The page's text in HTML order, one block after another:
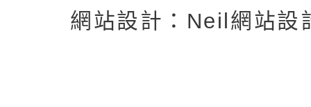
返回首頁 返回頂端
網站設計：Neil網站設